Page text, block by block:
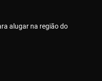
alugar na região do